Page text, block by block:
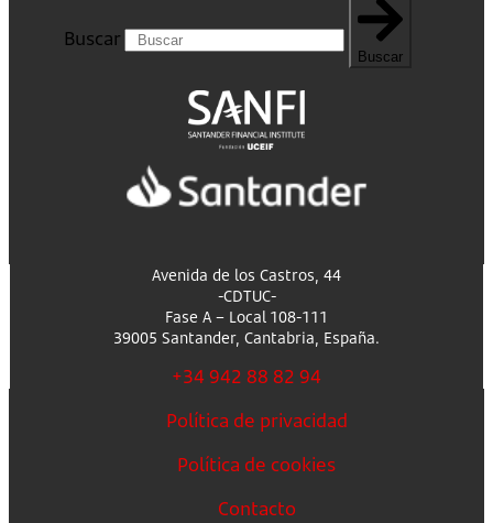
Buscar
Buscar
Avenida de los Castros, 44
-CDTUC-
Fase A – Local 108-111
39005 Santander, Cantabria, España.
+34 942 88 82 94
Política de privacidad
Política de cookies
Contacto